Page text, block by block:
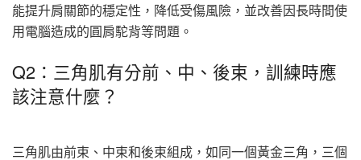
能提升肩關節的穩定性，降低受傷風險，並改善因長時間使
用電腦造成的圓肩駝背等問題。
Q2：三角肌有分前、中、後束，訓練時應
該注意什麼？
三角肌由前束、中束和後束組成，如同一個黃金三角，三個